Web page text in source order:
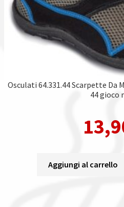
Osculati 64.331.44 Scarpette Da
44 gioco
Aggiungi al carrello